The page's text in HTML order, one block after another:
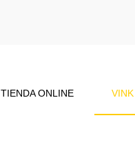
TIENDA ONLINE VINK